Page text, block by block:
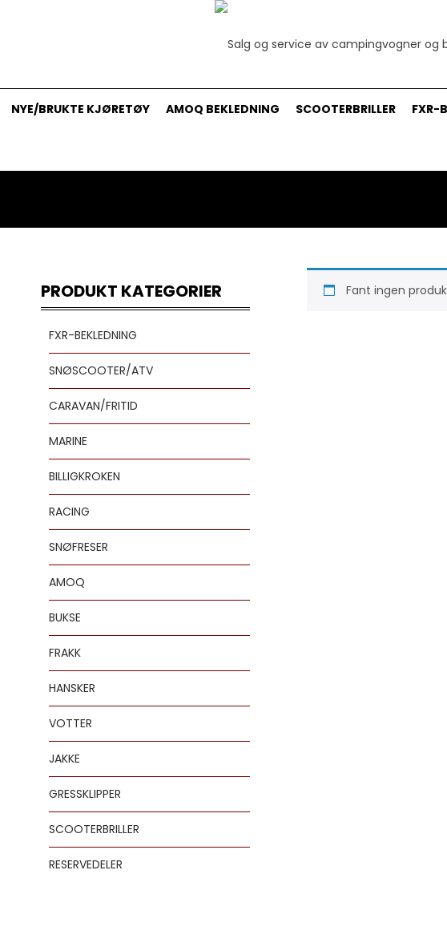
NYE/BRUKTE KJØRETØY AMOQ BEKLEDNING SCOOTERBRILLER FXR-
Fant ingen
PRODUKT KATEGORIER
FXR-BEKLEDNING
SNØSCOOTER/ATV
CARAVAN/FRITID
MARINE
BILLIGKROKEN
RACING
SNØFRESER
AMOQ
BUKSE
FRAKK
HANSKER
VOTTER
JAKKE
GRESSKLIPPER
SCOOTERBRILLER
RESERVEDELER